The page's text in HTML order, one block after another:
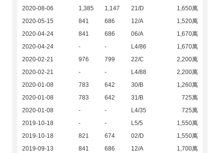
2020-08-06
1,385 1,147 21/D
1,650萬
2020-05-15
841 686 12/A
1,520萬
2020-04-24
841 686 06/A
1,670萬
2020-04-24
- - L4/86
1,670萬
2020-02-21
976 799 22/C
2,200萬
2020-02-21
- - L4/88
2,200萬
2020-01-08
783 642 30/B
1,260萬
2020-01-08
783 642 31/B
725萬
2020-01-08
- - L4/35
725萬
2019-10-18
- - L5/5
1,550萬
2019-10-18
821 674 02/D
1,550萬
2019-09-13
841 686 12/A
1,700萬